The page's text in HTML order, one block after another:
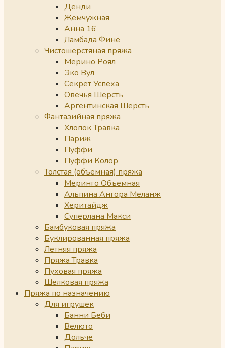
Денди
Жемчужная
Анна 16
Ламбада Фине
Чистошерстяная пряжа
Мерино Роял
Эко Вул
Секрет Успеха
Овечья Шерсть
Аргентинская Шерсть
Фантазийная пряжа
Хлопок Травка
Париж
Пуффи
Пуффи Колор
Толстая (объемная) пряжа
Меринго Объемная
Альпина Ангора Меланж
Херитайдж
Суперлана Макси
Бамбуковая пряжа
Буклированная пряжа
Летняя пряжа
Пряжа Травка
Пуховая пряжа
Шелковая пряжа
Пряжа по назначению
Для игрушек
Банни Беби
Велюто
Дольче